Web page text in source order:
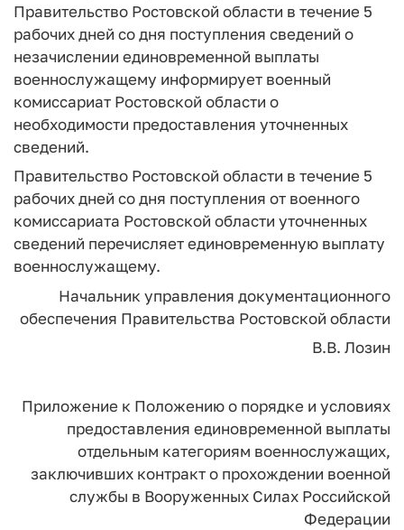
Правительство Ростовской области в течение 5
рабочих дней со дня поступления сведений о
незачислении единовременной выплаты
военнослужащему информирует военный
комиссариат Ростовской области о
необходимости предоставления уточненных
сведений.
Правительство Ростовской области в течение 5
рабочих дней со дня поступления от военного
комиссариата Ростовской области уточненных
сведений перечисляет единовременную выплату
военнослужащему.
Начальник управления документационного
обеспечения Правительства Ростовской области
В.В. Лозин
Приложение к Положению о порядке и условиях
предоставления единовременной выплаты
отдельным категориям военнослужащих,
заключивших контракт о прохождении военной
службы в Вооруженных Силах Российской
Федерации